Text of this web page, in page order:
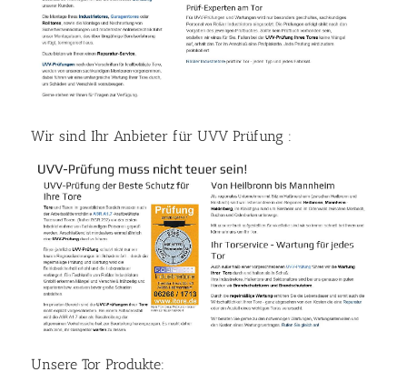
Wir sind Ihr Anbieter für UVV Prüfung :
Unsere Tor Produkte: